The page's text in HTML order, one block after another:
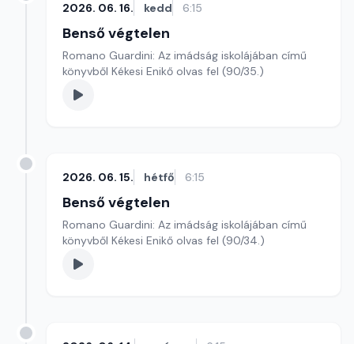
2026. 06. 16. kedd 6:15
Benső végtelen
Romano Guardini: Az imádság iskolájában című
könyvből Kékesi Enikő olvas fel (90/35.)
2026. 06. 15. hétfő 6:15
Benső végtelen
Romano Guardini: Az imádság iskolájában című
könyvből Kékesi Enikő olvas fel (90/34.)